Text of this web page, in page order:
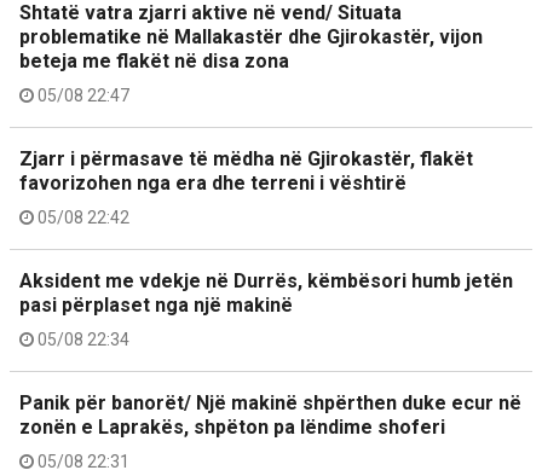
Shtatë vatra zjarri aktive në vend/ Situata
problematike në Mallakastër dhe Gjirokastër, vijon
beteja me flakët në disa zona
05/08 22:47
Zjarr i përmasave të mëdha në Gjirokastër, flakët
favorizohen nga era dhe terreni i vështirë
05/08 22:42
Aksident me vdekje në Durrës, këmbësori humb jetën
pasi përplaset nga një makinë
05/08 22:34
Panik për banorët/ Një makinë shpërthen duke ecur në
zonën e Laprakës, shpëton pa lëndime shoferi
05/08 22:31